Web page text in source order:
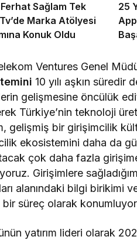
Sağlam Tek
Marka Atölyesi
Konuk Oldu
25
Ventures Genel
10 yılı aşkın
gelişmesine öncülük
Türkiye’nin teknoloji
gelişmiş bir girişimcilik
ekosistemini daha da
çok daha fazla
Girişimlere
alanındaki bilgi birikimi
süreç olarak
yatırım lideri olarak